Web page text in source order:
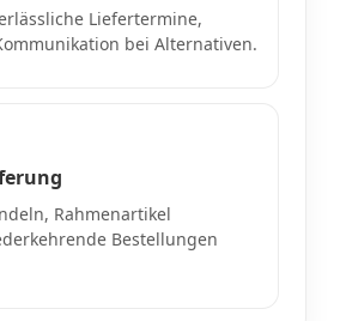
Liefertermine,
bei Alternativen.
Rahmenartikel
Bestellungen